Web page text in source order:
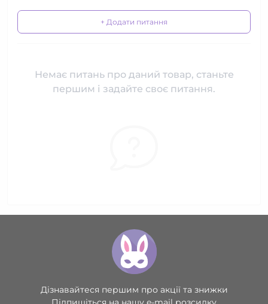
+ Додати питання
Немає питань про даний товар, станьте
першим і задайте своє питання.
Дізнавайтеся першим про акції та знижки